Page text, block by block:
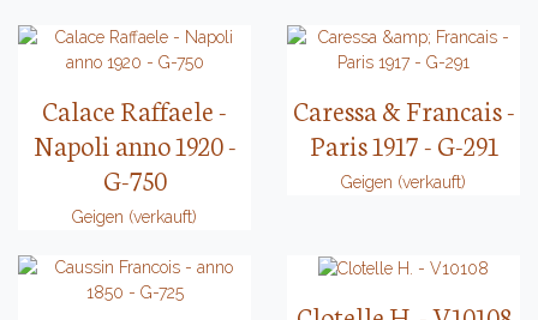
Calace Raffaele -
Napoli anno 1920 -
G-750
Geigen (verkauft)
Caressa & Francais -
Paris 1917 - G-291
Geigen (verkauft)